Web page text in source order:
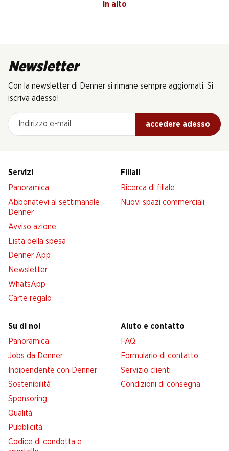
In alto
Newsletter
Con la newsletter di Denner si rimane sempre aggiornati. Si
iscriva adesso!
Indirizzo e-mail
accedere adesso
Servizi
Panoramica
Abbonatevi al settimanale
Denner
Avviso azione
Lista della spesa
Denner App
Newsletter
WhatsApp
Carte regalo
Filiali
Ricerca di filiale
Nuovi spazi commerciali
Su di noi
Panoramica
Jobs da Denner
Indipendente con Denner
Sostenibilità
Sponsoring
Qualità
Pubblicità
Codice di condotta e
Aiuto e contatto
FAQ
Formulario di contatto
Servizio clienti
Condizioni di consegna